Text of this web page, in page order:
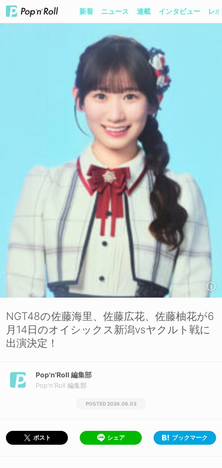
新着 ニュース 連載 インタビュー レ
NGT48の佐藤海里、佐藤広花、佐藤柚花が6
月14日のオイシックス新潟vsヤクルト戦に
出演決定！
Pop'n'Roll 編集部
Pop'n'Roll 編集部
2026.06.03
ポスト シェア ブックマーク